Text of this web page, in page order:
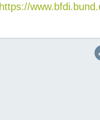
https://